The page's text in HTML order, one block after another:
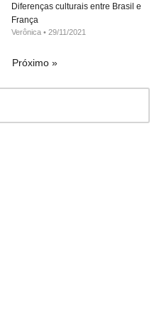
Diferenças culturais entre Brasil e
França
Verônica 29/11/2021
Próximo »